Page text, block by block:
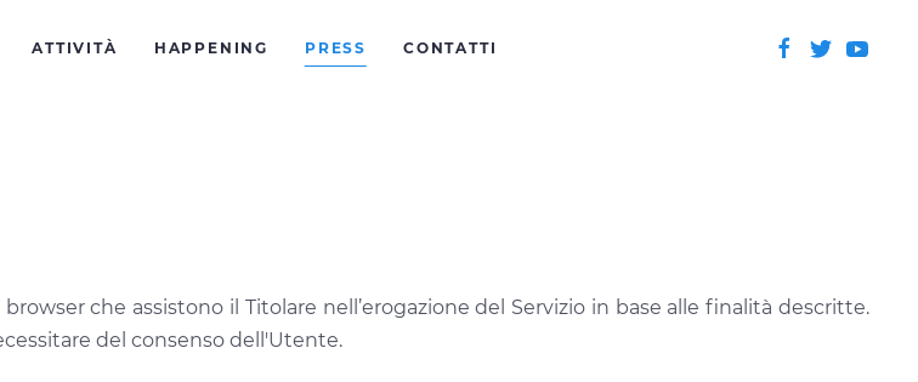
ATTIVITÀ HAPPENING PRESS CONTATTI
che assistono il Titolare nell’erogazione del Servizio in base alle finalità descritte.
del consenso dell'Utente.